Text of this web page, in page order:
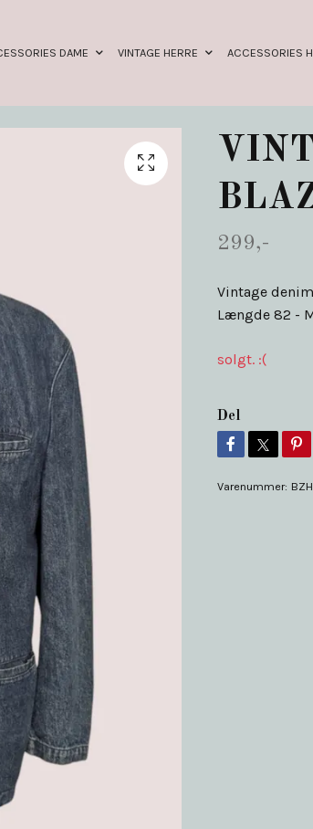
DAME VINTAGE HERRE ACCESSORIES
299,-
Vintage
Længde 82 -
solgt. :(
Del
Varenummer: